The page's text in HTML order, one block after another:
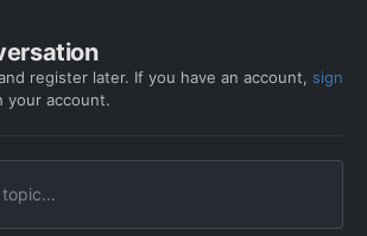
register later. If you have an account, sign
your account.